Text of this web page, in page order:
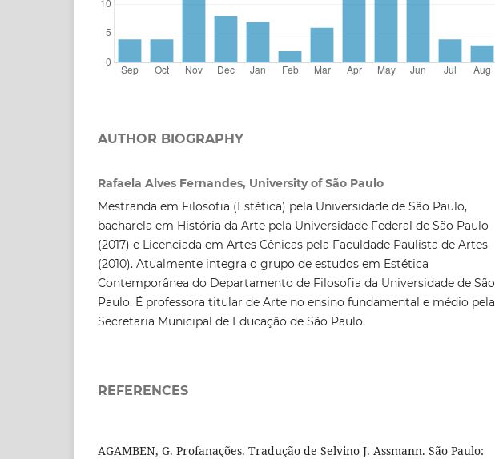
AUTHOR BIOGRAPHY
Rafaela Alves Fernandes, University of São Paulo
Mestranda em Filosofia (Estética) pela Universidade de São Paulo,
bacharela em História da Arte pela Universidade Federal de São Paulo
(2017) e Licenciada em Artes Cênicas pela Faculdade Paulista de Artes
(2010). Atualmente integra o grupo de estudos em Estética
Contemporânea do Departamento de Filosofia da Universidade de São
Paulo. É professora titular de Arte no ensino fundamental e médio pela
Secretaria Municipal de Educação de São Paulo.
REFERENCES
AGAMBEN, G. Profanações. Tradução de Selvino J. Assmann. São Paulo: